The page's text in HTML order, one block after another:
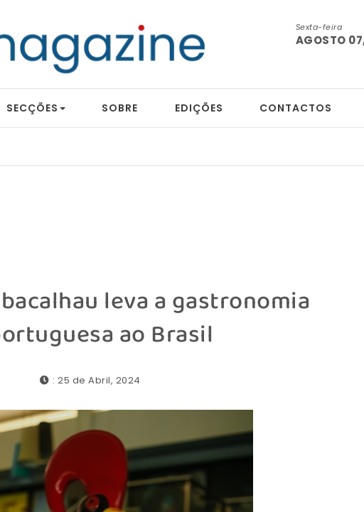
Sexta-feira
AGOSTO
SECÇÕES SOBRE EDIÇÕES CONTACTOS
leva a gastronomia
ao Brasil
: 25 de Abril, 2024